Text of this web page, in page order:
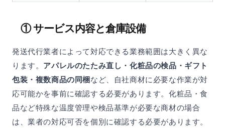
① サービス内容と倉庫設備
発送代行業者によって対応できる業務範囲は大きく異な
ります。 アパレルのたたみ直し・化粧品の検品・ギフト
包装・複数商品の同梱など、自社商材に必要な作業が対
応可能かを事前に確認する必要があります。化粧品・食
品など特殊な温度管理や検品基準が必要な商材の場合
は、業者の対応可否を個別に確認する必要があります。